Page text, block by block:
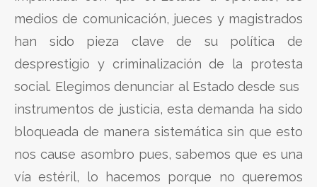
medios de comunicación, jueces y magistrados
han sido pieza clave de su política de
desprestigio y criminalización de la protesta
social. Elegimos denunciar al Estado desde sus
instrumentos de justicia, esta demanda ha sido
bloqueada de manera sistemática sin que esto
nos cause asombro pues, sabemos que es una
vía estéril, lo hacemos porque no queremos